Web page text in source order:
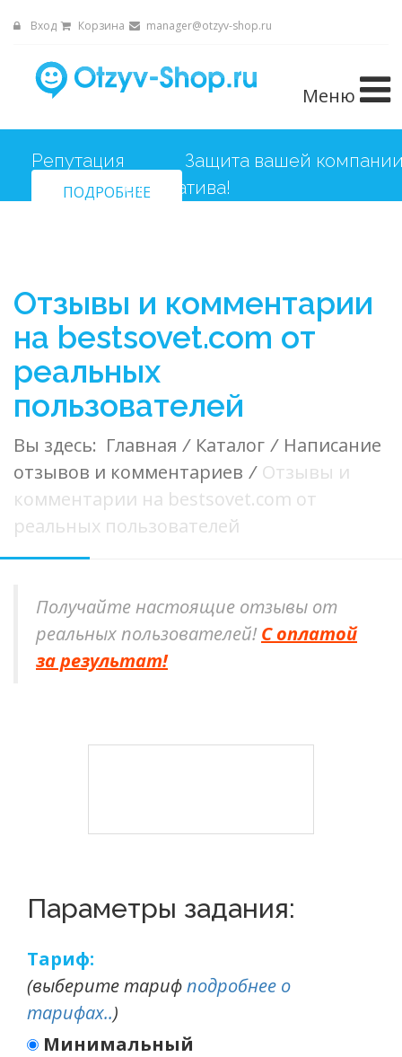
Вход Корзина manager@otzyv-shop.ru
Меню
Репутация
ПОДРОБНЕЕ
Отзывы и комментарии
на bestsovet.com от
реальных
пользователей
Вы здесь: Главная / Каталог / Написание
отзывов и комментариев / Отзывы и
комментарии на bestsovet.com от
реальных пользователей
Получайте настоящие отзывы от
реальных пользователей! С оплатой
за результат!
Параметры задания:
Тариф:
(выберите тарифподробнее о
тарифах..)
Минимальный